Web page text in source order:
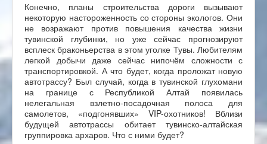
Конечно, планы строительства дороги вызывают
некоторую настороженность со стороны экологов. Они
не возражают против повышения качества жизни
тувинской глубинки, но уже сейчас прогнозируют
всплеск браконьерства в этом уголке Тувы. Любителям
легкой добычи даже сейчас нипочём сложности с
транспортировкой. А что будет, когда проложат новую
автотрассу? Был случай, когда в тувинской глухомани
на границе с Республикой Алтай появилась
нелегальная взлетно-посадочная полоса для
самолетов, «подгонявших» VIP-охотников! Вблизи
будущей автотрассы обитает тувинско-алтайская
группировка архаров. Что с ними будет?